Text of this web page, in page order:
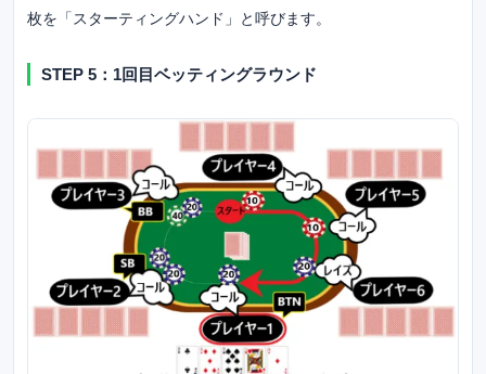
枚を「スターティングハンド」と呼びます。
STEP 5：1回目ベッティングラウンド